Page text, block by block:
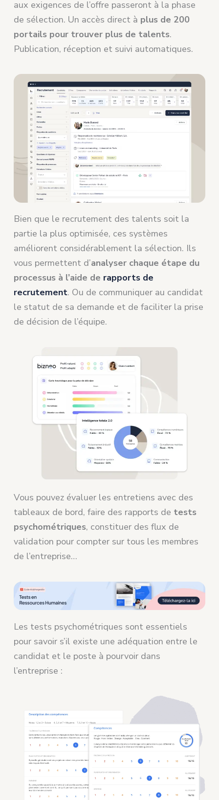
aux exigences de l’offre passeront à la phase
de sélection. Un accès direct à plus de 200
portails pour trouver plus de talents.
Publication, réception et suivi automatiques.
Bien que le recrutement des talents soit la
partie la plus optimisée, ces systèmes
améliorent considérablement la sélection. Ils
vous permettent d’analyser chaque étape du
processus à l’aide de rapports de
recrutement. Ou de communiquer au candidat
le statut de sa demande et de faciliter la prise
de décision de l’équipe.
Vous pouvez évaluer les entretiens avec des
tableaux de bord, faire des rapports de tests
psychométriques, constituer des flux de
validation pour compter sur tous les membres
de l’entreprise…
Les tests psychométriques sont essentiels
pour savoir s’il existe une adéquation entre le
candidat et le poste à pourvoir dans
l’entreprise :